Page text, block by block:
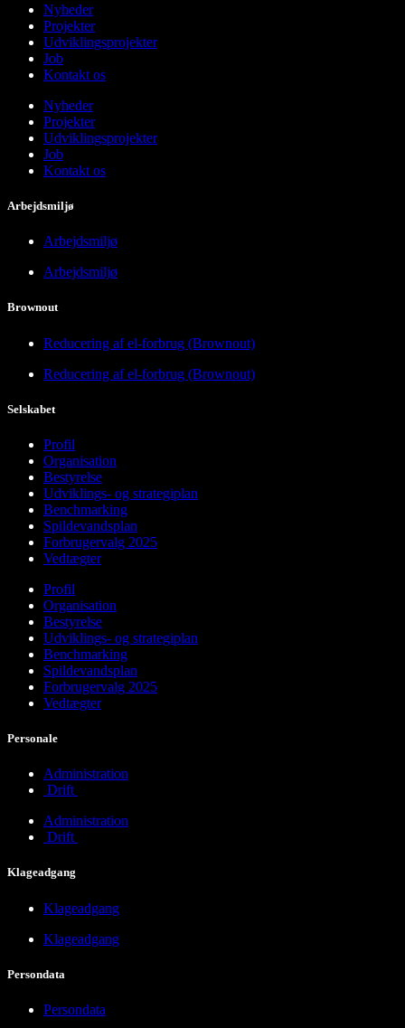
Nyheder
Projekter
Udviklingsprojekter
Job
Kontakt os
Nyheder
Projekter
Udviklingsprojekter
Job
Kontakt os
Arbejdsmiljø
Arbejdsmiljø
Arbejdsmiljø
Brownout
Reducering af el-forbrug (Brownout)
Reducering af el-forbrug (Brownout)
Selskabet
Profil
Organisation
Bestyrelse
Udviklings- og strategiplan
Benchmarking
Spildevandsplan
Forbrugervalg 2025
Vedtægter
Profil
Organisation
Bestyrelse
Udviklings- og strategiplan
Benchmarking
Spildevandsplan
Forbrugervalg 2025
Vedtægter
Personale
Administration
Drift
Administration
Drift
Klageadgang
Klageadgang
Klageadgang
Persondata
Persondata